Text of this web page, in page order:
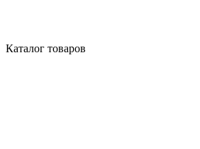
Каталог товаров